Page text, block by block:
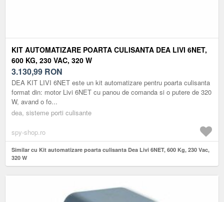
KIT AUTOMATIZARE POARTA CULISANTA DEA LIVI 6NET,
600 KG, 230 VAC, 320 W
3.130,99 RON
DEA KIT LIVI 6NET este un kit automatizare pentru poarta culisanta
format din: motor Livi 6NET cu panou de comanda si o putere de 320
W, avand o fo...
dea, sisteme porti culisante
spy-shop.ro
Similar cu Kit automatizare poarta culisanta Dea Livi 6NET, 600 Kg, 230 Vac,
320 W